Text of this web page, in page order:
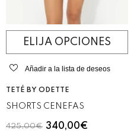
ELIJA OPCIONES
Añadir a la lista de deseos
VENDEDOR:
TETÉ BY ODETTE
SHORTS CENEFAS
425,00€ 340,00€